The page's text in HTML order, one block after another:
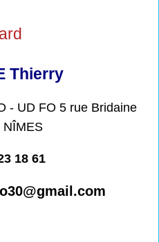
Thierry
- UD FO 5 rue Bridaine
NÎMES
18 61